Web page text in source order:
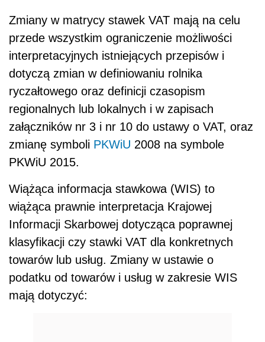
Zmiany w matrycy stawek VAT mają na celu
przede wszystkim ograniczenie możliwości
interpretacyjnych istniejących przepisów i
dotyczą zmian w definiowaniu rolnika
ryczałtowego oraz definicji czasopism
regionalnych lub lokalnych i w zapisach
załączników nr 3 i nr 10 do ustawy o VAT, oraz
zmianę symboli PKWiU 2008 na symbole
PKWiU 2015.
Wiążąca informacja stawkowa (WIS) to
wiążąca prawnie interpretacja Krajowej
Informacji Skarbowej dotycząca poprawnej
klasyfikacji czy stawki VAT dla konkretnych
towarów lub usług. Zmiany w ustawie o
podatku od towarów i usług w zakresie WIS
mają dotyczyć: